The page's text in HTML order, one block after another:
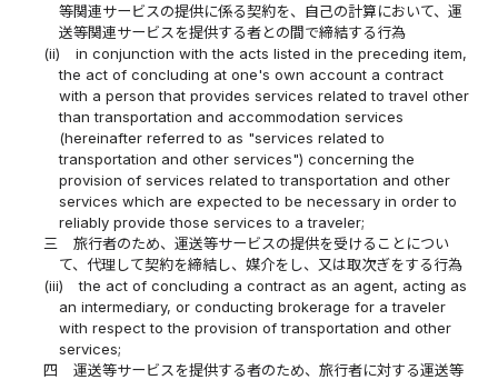
等関連サービスの提供に係る契約を、自己の計算において、運
送等関連サービスを提供する者との間で締結する行為
(ii)
in conjunction with the acts listed in the preceding item,
the act of concluding at one's own account a contract
with a person that provides services related to travel other
than transportation and accommodation services
(hereinafter referred to as "services related to
transportation and other services") concerning the
provision of services related to transportation and other
services which are expected to be necessary in order to
reliably provide those services to a traveler;
三
旅行者のため、運送等サービスの提供を受けることについ
て、代理して契約を締結し、媒介をし、又は取次ぎをする行為
(iii)
the act of concluding a contract as an agent, acting as
an intermediary, or conducting brokerage for a traveler
with respect to the provision of transportation and other
services;
四
運送等サービスを提供する者のため、旅行者に対する運送等